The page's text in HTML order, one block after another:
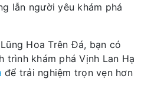
lẫn người yêu khám phá
Hoa Trên Đá, bạn có
trình khám phá Vịnh Lan Hạ
để trải nghiệm trọn vẹn hơn